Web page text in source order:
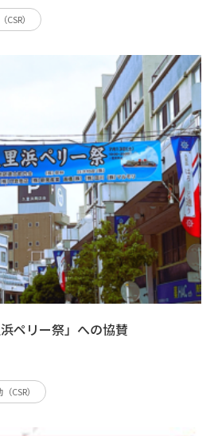
）
ペリー祭」への協賛
CSR）